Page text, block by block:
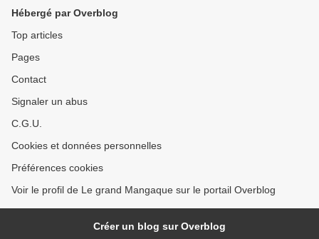
Hébergé par Overblog
Top articles
Pages
Contact
Signaler un abus
C.G.U.
Cookies et données personnelles
Préférences cookies
Voir le profil de Le grand Mangaque sur le portail Overblog
Créer un blog sur Overblog